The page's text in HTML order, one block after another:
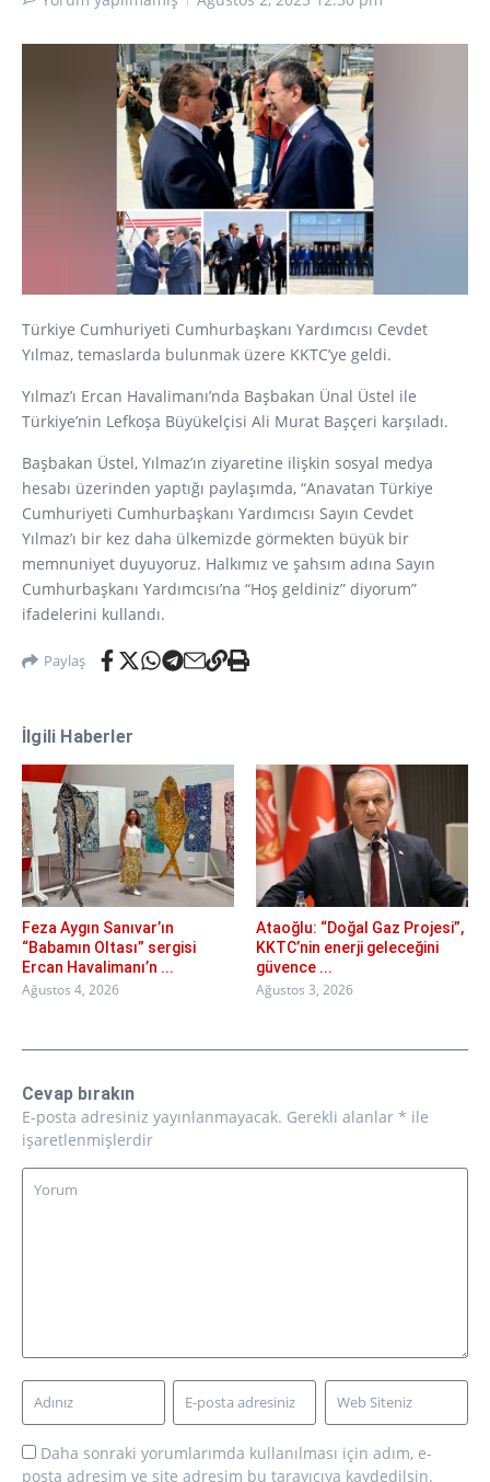
Türkiye Cumhuriyeti Cumhurbaşkanı Yardımcısı Cevdet
Yılmaz, temaslarda bulunmak üzere KKTC’ye geldi.
Yılmaz’ı Ercan Havalimanı’nda Başbakan Ünal Üstel ile
Türkiye’nin Lefkoşa Büyükelçisi Ali Murat Başçeri karşıladı.
Başbakan Üstel, Yılmaz’ın ziyaretine ilişkin sosyal medya
hesabı üzerinden yaptığı paylaşımda, “Anavatan Türkiye
Cumhuriyeti Cumhurbaşkanı Yardımcısı Sayın Cevdet
Yılmaz’ı bir kez daha ülkemizde görmekten büyük bir
memnuniyet duyuyoruz. Halkımız ve şahsım adına Sayın
Cumhurbaşkanı Yardımcısı’na “Hoş geldiniz” diyorum”
ifadelerini kullandı.
Paylaş
İlgili Haberler
Feza Aygın Sanıvar’ın
“Babamın Oltası” sergisi
Ercan Havalimanı’n ...
Ağustos 4, 2026
Ataoğlu: “Doğal Gaz Projesi”,
KKTC’nin enerji geleceğini
güvence ...
Ağustos 3, 2026
Cevap bırakın
E-posta adresiniz yayınlanmayacak. Gerekli alanlar * ile
işaretlenmişlerdir
Daha sonraki yorumlarımda kullanılması için adım, e-
posta adresim ve site adresim bu tarayıcıya kaydedilsin.